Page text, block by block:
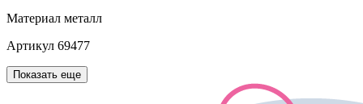
Материал металл
Артикул 69477
Показать еще